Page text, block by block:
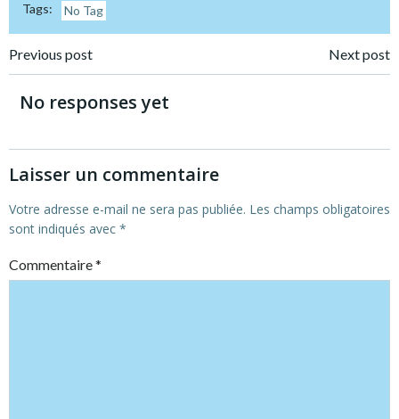
Tags: No Tag
Post
navigation
Previous post Next post
No responses yet
Laisser un commentaire
Votre adresse e-mail ne sera pas publiée. Les champs obligatoires
sont indiqués avec *
Commentaire*